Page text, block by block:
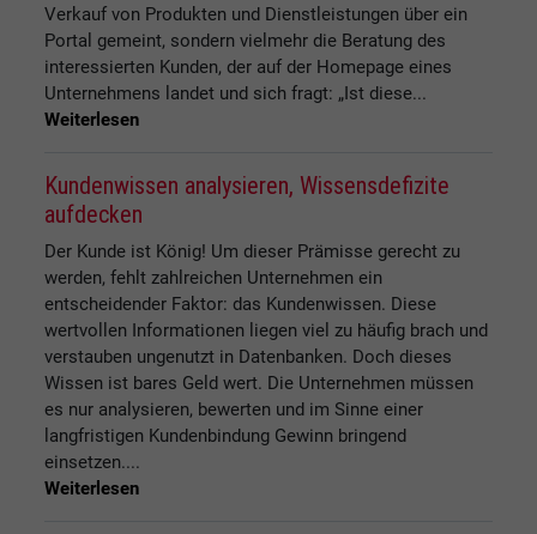
Verkauf von Produkten und Dienstleistungen über ein
Portal gemeint, sondern vielmehr die Beratung des
interessierten Kunden, der auf der Homepage eines
Unternehmens landet und sich fragt: „Ist diese...
Weiterlesen
Kundenwissen analysieren, Wissensdefizite
aufdecken
Der Kunde ist König! Um dieser Prämisse gerecht zu
werden, fehlt zahlreichen Unternehmen ein
entscheidender Faktor: das Kundenwissen. Diese
wertvollen Informationen liegen viel zu häufig brach und
verstauben ungenutzt in Datenbanken. Doch dieses
Wissen ist bares Geld wert. Die Unternehmen müssen
es nur analysieren, bewerten und im Sinne einer
langfristigen Kundenbindung Gewinn bringend
einsetzen....
Weiterlesen